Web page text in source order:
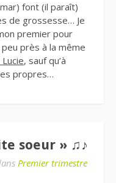
font (il paraît)
de grossesse… Je
premier pour
près à la même
, sauf qu’à
propres…
soeur » ♫♪
Premier trimestre